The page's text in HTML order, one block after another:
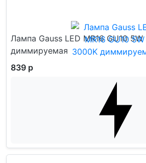
Лампа Gauss LED MR16 GU10
диммируемая
839 р